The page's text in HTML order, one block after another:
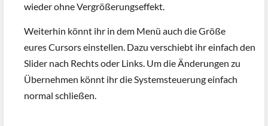
wieder ohne Vergrößerungseffekt.
Weiterhin könnt ihr in dem Menü auch die Größe
eures Cursors einstellen. Dazu verschiebt ihr einfach den
Slider nach Rechts oder Links. Um die Änderungen zu
Übernehmen könnt ihr die Systemsteuerung einfach
normal schließen.